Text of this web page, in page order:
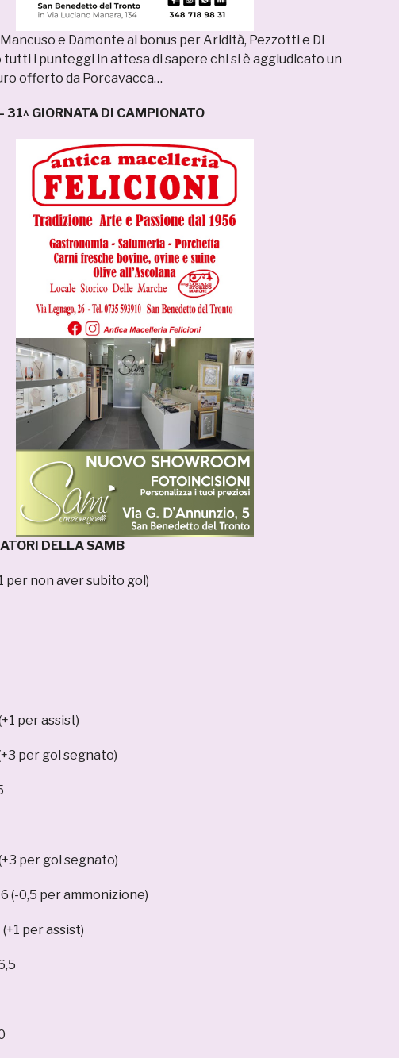
e Damonte ai bonus per Aridità, Pezzotti e Di
tutti i punteggi in attesa di sapere chi si è aggiudicato un
offerto da Porcavacca…
31^ GIORNATA DI CAMPIONATO
DELLA SAMB
per non aver subito gol)
per assist)
per gol segnato)
per gol segnato)
(-0,5 per ammonizione)
per assist)